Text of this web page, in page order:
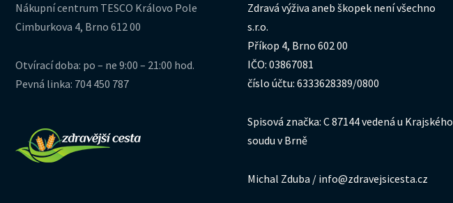
Nákupní centrum TESCO Královo Pole
Cimburkova 4, Brno 612 00
Otvírací doba: po – ne 9:00 – 21:00 hod.
Pevná linka: 704 450 787
Zdravá výživa aneb škopek není všechno
s.r.o.
Příkop 4, Brno 602 00
IČO: 03867081
číslo účtu: 6333628389/0800
Spisová značka: C 87144 vedená u Krajského
soudu v Brně
Michal Zduba / info@zdravejsicesta.cz